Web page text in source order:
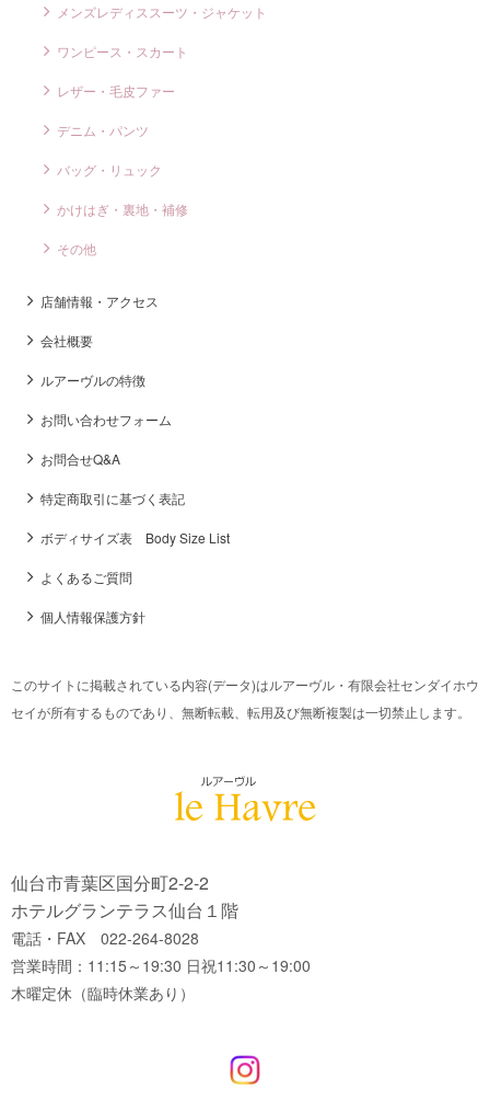
メンズレディススーツ・ジャケット
ワンピース・スカート
レザー・毛皮ファー
デニム・パンツ
バッグ・リュック
かけはぎ・裏地・補修
その他
店舗情報・アクセス
会社概要
ルアーヴルの特徴
お問い合わせフォーム
お問合せQ&A
特定商取引に基づく表記
ボディサイズ表 Body Size List
よくあるご質問
個人情報保護方針
このサイトに掲載されている内容(データ)はルアーヴル・有限会社センダイホウ
セイが所有するものであり、無断転載、転用及び無断複製は一切禁止します。
仙台市青葉区国分町2-2-2
ホテルグランテラス仙台１階
電話・FAX 022-264-8028
営業時間：11:15～19:30 日祝11:30～19:00
木曜定休（臨時休業あり）